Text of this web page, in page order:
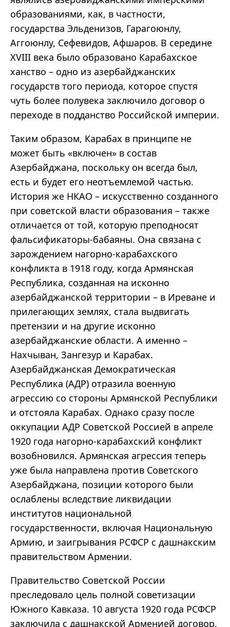
образованиями, как, в частности,
государства Эльденизов, Гарагоюнлу,
Аггоюнлу, Сефевидов, Афшаров. В середине
XVIII века было образовано Карабахское
ханство – одно из азербайджанских
государств того периода, которое спустя
чуть более полувека заключило договор о
переходе в подданство Российской империи.
Таким образом, Карабах в принципе не
может быть «включен» в состав
Азербайджана, поскольку он всегда был,
есть и будет его неотъемлемой частью.
История же НКАО – искусственно созданного
при советской власти образования – также
отличается от той, которую преподносят
фальсификаторы-бабаяны. Она связана с
зарождением нагорно-карабахского
конфликта в 1918 году, когда Армянская
Республика, созданная на исконно
азербайджанской территории – в Иреване и
прилегающих землях, стала выдвигать
претензии и на другие исконно
азербайджанские области. А именно –
Нахчыван, Зангезур и Карабах.
Азербайджанская Демократическая
Республика (АДР) отразила военную
агрессию со стороны Армянской Республики
и отстояла Карабах. Однако сразу после
оккупации АДР Советской Россией в апреле
1920 года нагорно-карабахский конфликт
возобновился. Армянская агрессия теперь
уже была направлена против Советского
Азербайджана, позиции которого были
ослаблены вследствие ликвидации
институтов национальной
государственности, включая Национальную
Армию, и заигрывания РСФСР с дашнакским
правительством Армении.
Правительство Советской России
преследовало цель полной советизации
Южного Кавказа. 10 августа 1920 года РСФСР
заключила с дашнакской Арменией договор,